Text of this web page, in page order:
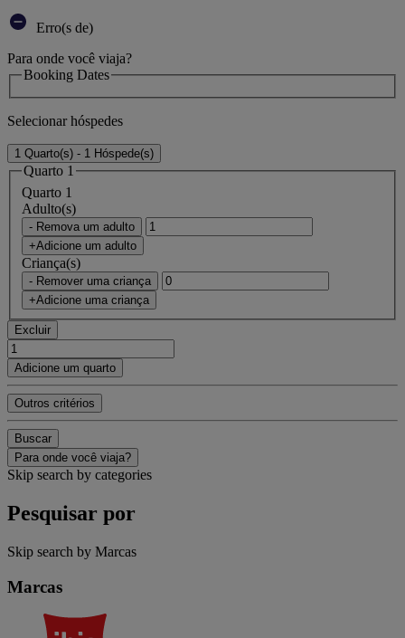
Erro(s de)
Para onde você viaja?
Booking Dates
Selecionar hóspedes
1 Quarto(s) - 1 Hóspede(s)
Quarto 1
Quarto 1
Adulto(s)
- Remova um adulto
+Adicione um adulto
Criança(s)
- Remover uma criança
+Adicione uma criança
Excluir
Adicione um quarto
Outros critérios
Buscar
Para onde você viaja?
Skip search by categories
Pesquisar por
Skip search by Marcas
Marcas